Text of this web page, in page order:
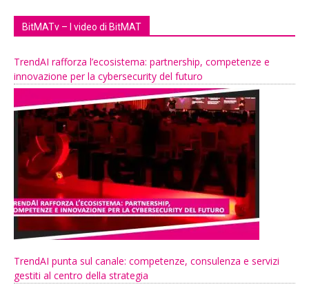
BitMATv – I video di BitMAT
TrendAI rafforza l’ecosistema: partnership, competenze e
innovazione per la cybersecurity del futuro
TrendAI punta sul canale: competenze, consulenza e servizi
gestiti al centro della strategia